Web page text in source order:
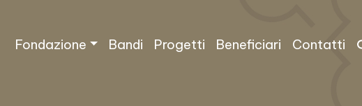
Fondazione Bandi Progetti Beneficiari Contatti